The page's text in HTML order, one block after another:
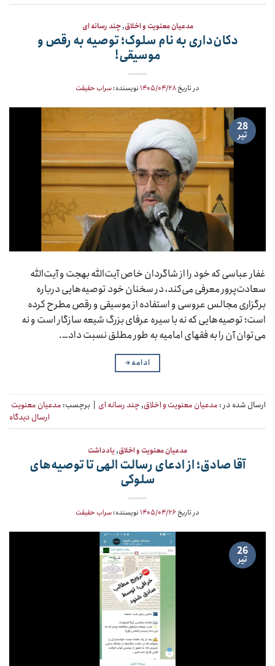
مدعیان معنویت و اخلاق,چند رسانه ای
دکان‌داری به نام سلوک؛ توصیه به رقص و
موسیقی!
در تاریخ۱۴۰۵/۰۴/۲۸ نویسنده:سراب حقیقت
28
تیر
غفار عباسی که خود را از شاگردان خاص آیت‌الله بهجت و آیت‌الله
سعادت‌پرور معرفی می‌کند، در سخنان خود توصیه‌هایی درباره
برگزاری مجالس عروسی و استفاده از موسیقی و رقص مطرح کرده
است؛ توصیه‌هایی که نه با سیره عرفای بزرگ شیعه سازگار است و نه
می‌توان آن را به فقهای امامیه به طور مطلق نسبت داد….
ادامه→
ارسال شده در : مدعیان معنویت و اخلاق,چند رسانه ای برچسب: مدعیان معنویت
ارسال دیدگاه
مدعیان معنویت و اخلاق,یادداشت
آقا صادق؛ از ادعای رسالت الهی تا توصیه‌های
سلوکی
در تاریخ۱۴۰۵/۰۴/۲۶ نویسنده:سراب حقیقت
26
تیر